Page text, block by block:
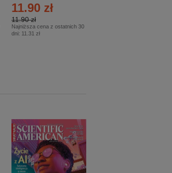
11.90 zł
11.90 zł
Najniższa cena z ostatnich 30
dni: 11.31 zł